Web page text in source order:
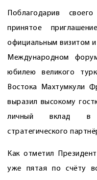
Поблагодарив
принятое
официальным визитом
Международном
юбилею великого
Востока Махтумкули
выразил высокому
личный вклад в
стратегического
Как отметил
уже пятая по счёту